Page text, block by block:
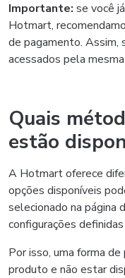
Importante: se você
Hotmart,
de pagamento. Assim,
acessados pela
Quais
estão
A Hotmart oferece
opções disponíveis
selecionado na página
configurações
Por isso, uma forma
produto e não estar